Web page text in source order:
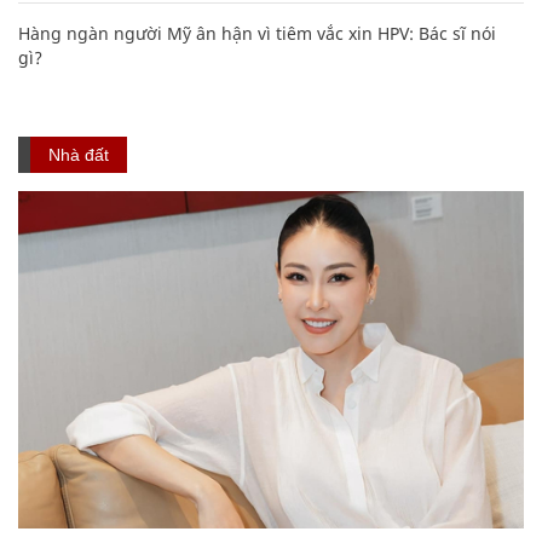
Hàng ngàn người Mỹ ân hận vì tiêm vắc xin HPV: Bác sĩ nói
gì?
Nhà đất